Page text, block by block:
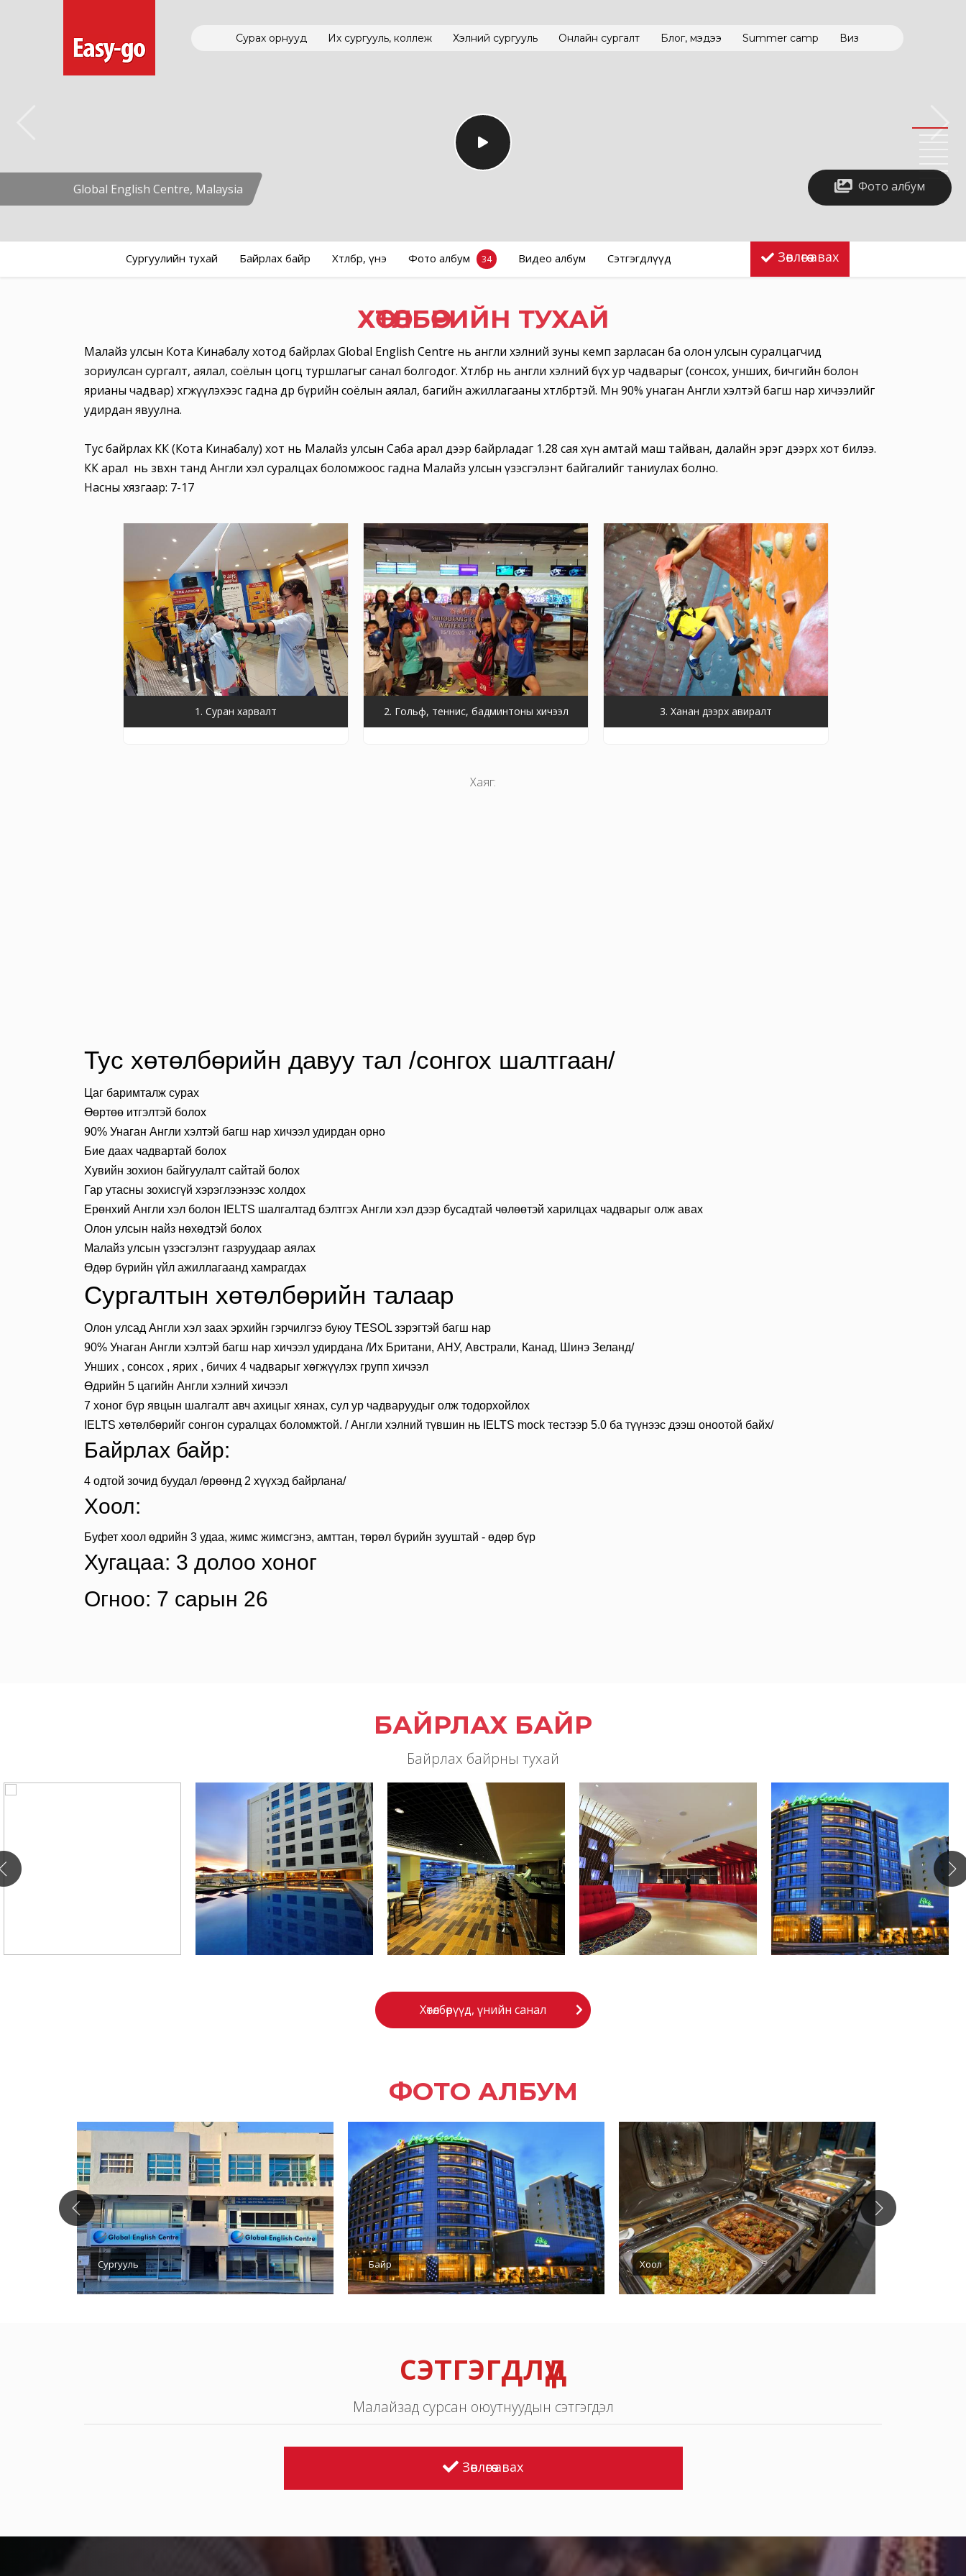
Сурах орнууд Их сургууль, коллеж Хэлний сургууль Онлайн сургалт Блог, мэдээ Summer camp Виз
Global English Centre, Malaysia Фото албум
Сургуулийн тухай Байрлах байр Хөтөлбөр, үнэ Фото албум 34 Видео албум Сэтгэгдлүүд Зөвлөгөө авах
ХӨТӨЛБӨРИЙН ТУХАЙ
Малайз улсын Кота Кинабалу хотод байрлах Global English Centre нь англи хэлний зуны кемп зарласан ба олон улсын суралцагчид
зориулсан сургалт, аялал, соёлын цогц туршлагыг санал болгодог. Хөтөлбөр нь англи хэлний бүх ур чадварыг (сонсох, унших, бичгийн болон
ярианы чадвар) хөгжүүлэхээс гадна өдөр бүрийн соёлын аялал, багийн ажиллагааны хөтөлбөртэй. Мөн 90% унаган Англи хэлтэй багш нар хичээлийг
удирдан явуулна.
Тус байрлах КК (Кота Кинабалу) хот нь Малайз улсын Саба арал дээр байрладаг 1.28 сая хүн амтай маш тайван, далайн эрэг дээрх хот билээ.
КК арал нь зөвхөн танд Англи хэл суралцах боломжоос гадна Малайз улсын үзэсгэлэнт байгалийг таниулах болно.
Насны хязгаар: 7-17
1. Суран харвалт 2. Гольф, теннис, бадминтоны хичээл 3. Ханан дээрх авиралт
Хаяг:
Тус хөтөлбөрийн давуу тал /сонгох шалтгаан/
Цаг баримталж сурах
Өөртөө итгэлтэй болох
90% Унаган Англи хэлтэй багш нар хичээл удирдан орно
Бие даах чадвартай болох
Хувийн зохион байгуулалт сайтай болох
Гар утасны зохисгүй хэрэглээнээс холдох
Ерөнхий Англи хэл болон IELTS шалгалтад бэлтгэх Англи хэл дээр бусадтай чөлөөтэй харилцах чадварыг олж авах
Олон улсын найз нөхөдтэй болох
Малайз улсын үзэсгэлэнт газруудаар аялах​
Өдөр бүрийн үйл ажиллагаанд хамрагдах
Сургалтын хөтөлбөрийн талаар
Олон улсад Англи хэл заах эрхийн гэрчилгээ буюу TESOL зэрэгтэй багш нар
90% Унаган Англи хэлтэй багш нар хичээл удирдана /Их Британи, АНУ, Австрали, Канад, Шинэ Зеланд/
Унших , сонсох , ярих , бичих 4 чадварыг хөгжүүлэх групп хичээл
Өдрийн 5 цагийн Англи хэлний хичээл
7 хоног бүр явцын шалгалт авч ахицыг хянах, сул ур чадваруудыг олж тодорхойлох
IELTS хөтөлбөрийг сонгон суралцах боломжтой. / Англи хэлний түвшин нь IELTS mock тестээр 5.0 ба түүнээс дээш оноотой байх/
Байрлах байр:
4 одтой зочид буудал /өрөөнд 2 хүүхэд байрлана/
Хоол:
Буфет хоол өдрийн 3 удаа, жимс жимсгэнэ, амттан, төрөл бүрийн зууштай - өдөр бүр
Хугацаа: 3 долоо хоног
Огноо: 7 сарын 26
БАЙРЛАХ БАЙР
Байрлах байрны тухай
Хөтөлбөрүүд, үнийн санал
ФОТО АЛБУМ
Сургууль Байр Хоол
сэтгэгдлүүд
Малайзад сурсан оюутнуудын сэтгэгдэл
Зөвлөгөө авах